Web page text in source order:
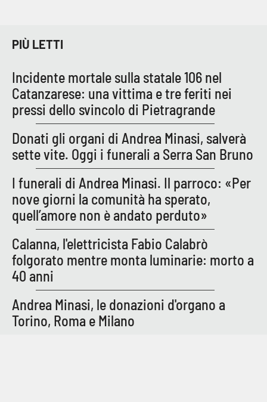
Sport
RUBRICHE
Good Morning Vietnam
Parchi Marini Calabria
Leggendo Alvaro insieme
Imprese Di Calabria
Le perfidie di Antonella Grippo
Venti di comunicazione
STREAMING
PIÙ LETTI
Incidente mortale sulla statale 106 nel
Catanzarese: una vittima e tre feriti nei
pressi dello svincolo di Pietragrande
Donati gli organi di Andrea Minasi, salverà
sette vite. Oggi i funerali a Serra San Bruno
I funerali di Andrea Minasi. Il parroco: «Per
nove giorni la comunità ha sperato,
quell’amore non è andato perduto»
Calanna, l'elettricista Fabio Calabrò
folgorato mentre monta luminarie: morto a
40 anni
Andrea Minasi, le donazioni d'organo a
Torino, Roma e Milano